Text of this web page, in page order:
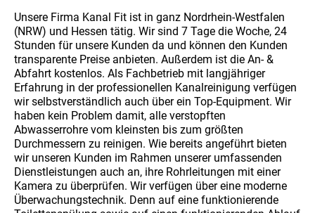
Unsere Firma Kanal Fit ist in ganz Nordrhein-Westfalen
(NRW) und Hessen tätig. Wir sind 7 Tage die Woche, 24
Stunden für unsere Kunden da und können den Kunden
transparente Preise anbieten. Außerdem ist die An- &
Abfahrt kostenlos. Als Fachbetrieb mit langjähriger
Erfahrung in der professionellen Kanalreinigung verfügen
wir selbstverständlich auch über ein Top-Equipment. Wir
haben kein Problem damit, alle verstopften
Abwasserrohre vom kleinsten bis zum größten
Durchmessern zu reinigen. Wie bereits angeführt bieten
wir unseren Kunden im Rahmen unserer umfassenden
Dienstleistungen auch an, ihre Rohrleitungen mit einer
Kamera zu überprüfen. Wir verfügen über eine moderne
Überwachungstechnik. Denn auf eine funktionierende